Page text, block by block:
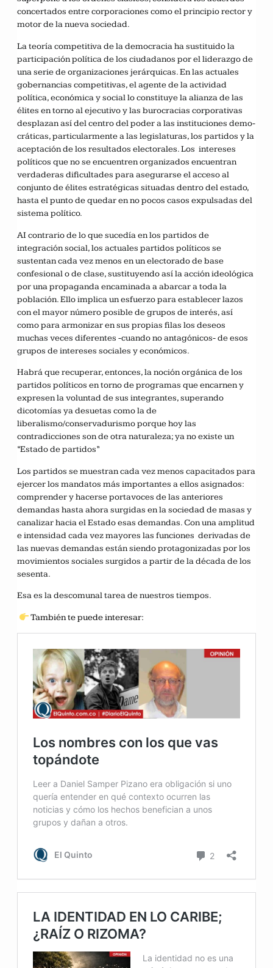
concertados entre corporaciones como el principio rector y
motor de la nueva sociedad.
La teoría competitiva de la democracia ha sustituido la
participación política de los ciudadanos por el liderazgo de
una serie de organizaciones jerárquicas. En las actuales
gobernancias competitivas, el agente de la actividad
política, económica y social lo constituye la alianza de las
élites en torno al ejecutivo y las burocracias corporativas
desplazan así del centro del poder a las instituciones demo-
cráticas, particularmente a las legislaturas, los partidos y la
aceptación de los resultados electorales. Los intereses
políticos que no se encuentren organizados encuentran
verdaderas dificultades para asegurarse el acceso al
conjunto de élites estratégicas situadas dentro del estado,
hasta el punto de quedar en no pocos casos expulsadas del
sistema político.
AI contrario de lo que sucedía en los partidos de
integración social, los actuales partidos políticos se
sustentan cada vez menos en un electorado de base
confesional o de clase, sustituyendo así la acción ideológica
por una propaganda encaminada a abarcar a toda la
población. Ello implica un esfuerzo para establecer lazos
con el mayor número posible de grupos de interés, así
como para armonizar en sus propias filas los deseos
muchas veces diferentes -cuando no antagónicos- de esos
grupos de intereses sociales y económicos.
Habrá que recuperar, entonces, la noción orgánica de los
partidos políticos en torno de programas que encarnen y
expresen la voluntad de sus integrantes, superando
dicotomías ya desuetas como la de
liberalismo/conservadurismo porque hoy las
contradicciones son de otra naturaleza; ya no existe un
“Estado de partidos”
Los partidos se muestran cada vez menos capacitados para
ejercer los mandatos más importantes a ellos asignados:
comprender y hacerse portavoces de las anteriores
demandas hasta ahora surgidas en la sociedad de masas y
canalizar hacia el Estado esas demandas. Con una amplitud
e intensidad cada vez mayores las funciones derivadas de
las nuevas demandas están siendo protagonizadas por los
movimientos sociales surgidos a partir de la década de los
sesenta.
Esa es la descomunal tarea de nuestros tiempos.
También te puede interesar: